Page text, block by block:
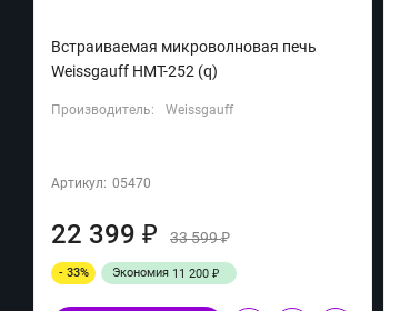
Встраиваемая микроволновая печь
Weissgauff HMT-252 (q)
Производитель: Weissgauff
Артикул: 05470
22 399 ₽ 33 599₽
- 33% Экономия 11 200 ₽